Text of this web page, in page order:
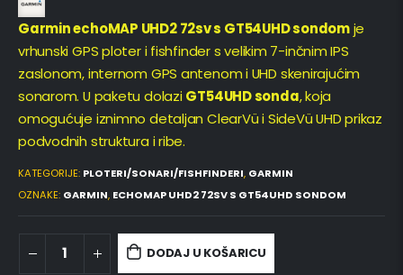
Garmin echoMAP UHD2 72sv s GT54UHD sondomje
vrhunski GPS ploter i fishfinder s velikim 7-inčnim IPS
zaslonom, internom GPS antenom i UHD skenirajućim
sonarom. U paketu dolazi GT54UHD sonda, koja
omogućuje iznimno detaljan ClearVü i SideVü UHD prikaz
podvodnih struktura i ribe.
KATEGORIJE: PLOTERI/SONARI/FISHFINDERI, GARMIN
OZNAKE: GARMIN, ECHOMAP UHD2 72SV S GT54UHD SONDOM
DODAJ U KOŠARICU